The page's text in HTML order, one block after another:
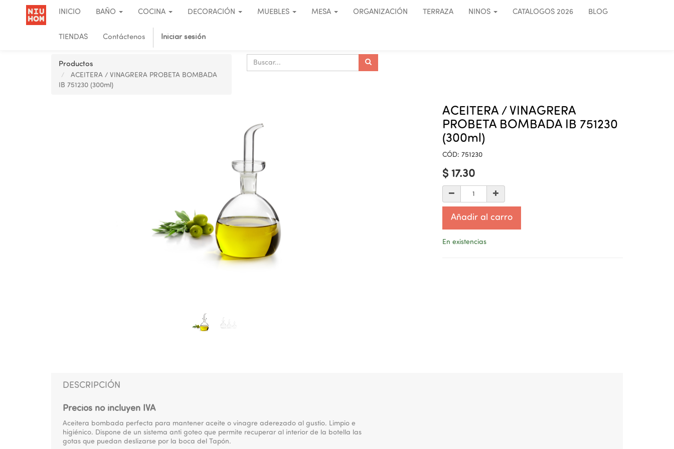
INICIO BAÑO COCINA DECORACIÓN MUEBLES MESA ORGANIZACIÓN TERRAZA NINOS CATALOGOS 2026 BLOG
TIENDAS Contáctenos Iniciar sesión
Productos
ACEITERA / VINAGRERA PROBETA BOMBADA
IB 751230 (300ml)
ACEITERA / VINAGRERA
PROBETA BOMBADA IB 751230
(300ml)
CÓD: 751230
$ 17.30
Añadir al carro
En existencias
DESCRIPCIÓN
Precios no incluyen IVA
Aceitera bombada perfecta para mantener aceite o vinagre aderezado al gustio. Limpio e
higiénico. Dispone de un sistema anti goteo que permite recuperar al interior de la botella las
gotas que puedan deslizarse por la boca del Tapón.